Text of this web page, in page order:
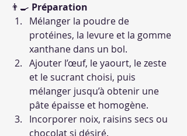
👨‍🍳 Préparation
Mélanger la poudre de
protéines, la levure et la gomme
xanthane dans un bol.
Ajouter l’œuf, le yaourt, le zeste
et le sucrant choisi, puis
mélanger jusqu’à obtenir une
pâte épaisse et homogène.
Incorporer noix, raisins secs ou
chocolat si désiré.